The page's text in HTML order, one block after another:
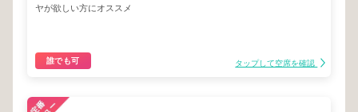
ヤが欲しい方にオススメ
誰でも可 タップして空席を確認